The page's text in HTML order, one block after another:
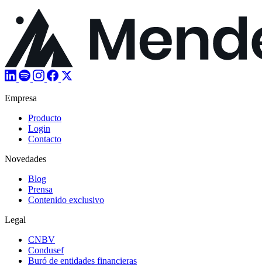
Empresa
Producto
Login
Contacto
Novedades
Blog
Prensa
Contenido exclusivo
Legal
CNBV
Condusef
Buró de entidades financieras